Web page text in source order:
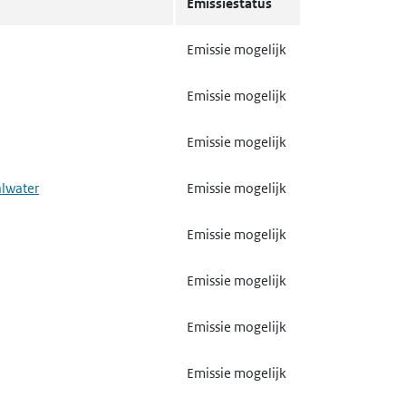
Emissie mogelijk
biociden Emissie mogelijk
Emissie mogelijk
Emissie mogelijk
board, spaanplaat of
Gebruik mogelijk
Emissie mogelijk
Emissie mogelijk
Emissie mogelijk
Emissie mogelijk
Emissie mogelijk
Emissie mogelijk
Emissie mogelijk
Emissie mogelijk